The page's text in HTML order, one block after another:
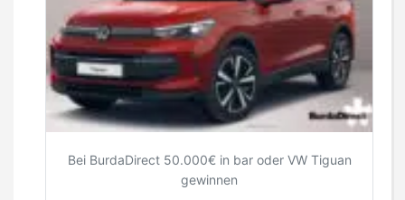
Bei BurdaDirect 50.000€ in bar oder VW Tiguan
gewinnen